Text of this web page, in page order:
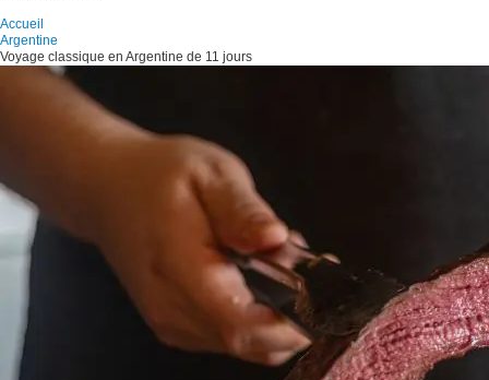
Accueil
Argentine
Voyage classique en Argentine de 11 jours